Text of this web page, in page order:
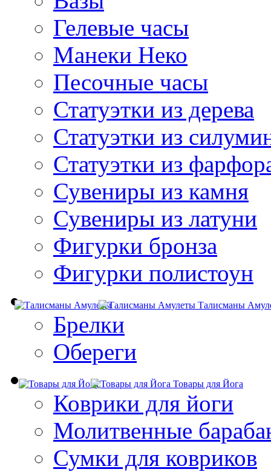
Гелевые часы
Манеки Неко
Песочные часы
Статуэтки из дерева
Статуэтки из
Статуэтки из
Сувениры из камня
Сувениры из латуни
Фигурки бронза
Фигурки полистоун
Талисманы
Брелки
Обереги
Товары для Йога
Коврики для йоги
Молитвенные
Сумки для ковриков